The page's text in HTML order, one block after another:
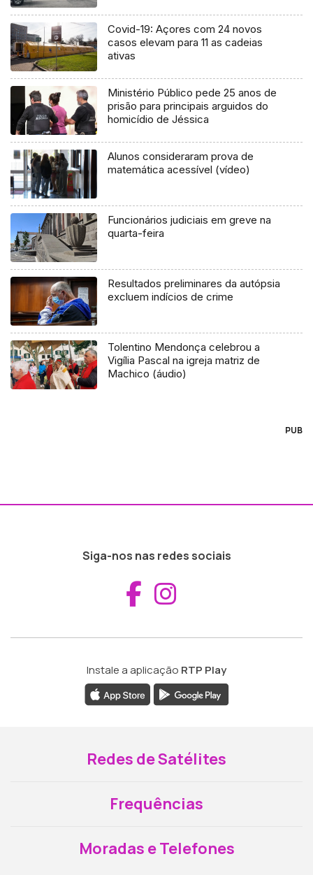
Covid-19: Açores com 24 novos
casos elevam para 11 as cadeias
ativas
Ministério Público pede 25 anos de
prisão para principais arguidos do
homicídio de Jéssica
Alunos consideraram prova de
matemática acessível (vídeo)
Funcionários judiciais em greve na
quarta-feira
Resultados preliminares da autópsia
excluem indícios de crime
Tolentino Mendonça celebrou a
Vigília Pascal na igreja matriz de
Machico (áudio)
PUB
Siga-nos nas redes sociais
Aceder ao
Instale a aplicação RTP Play
Redes de Satélites
Frequências
Moradas e Telefones